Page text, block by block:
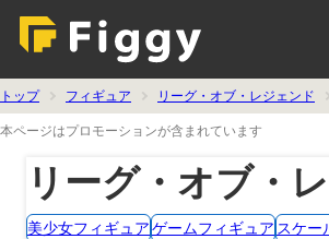
トップ フィギュア リーグ・オブ・レジェンド
本ページはプロモーションが含まれています
リーグ・オブ・
美少女フィギュアゲームフィギュア スケー